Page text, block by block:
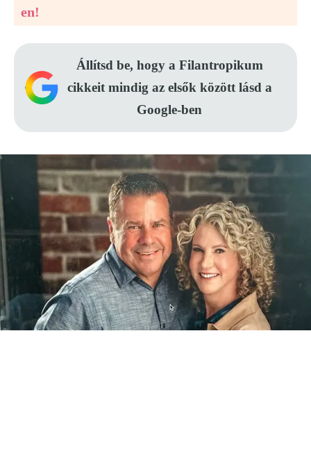
en!
Állítsd be, hogy a Filantropikum
cikkeit mindig az elsők között lásd a
Google-ben